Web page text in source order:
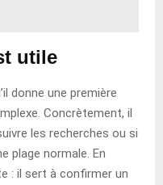
utile
donne une première
Concrètement, il
les recherches ou si
plage normale. En
: il sert à confirmer un